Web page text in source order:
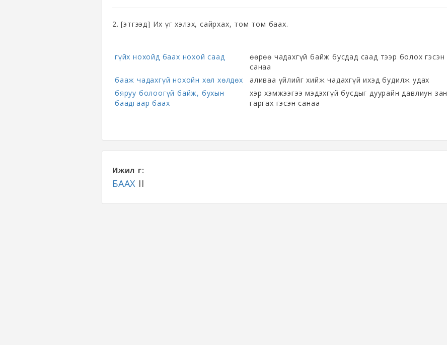
2. [этгээд] Их үг хэлэх, сайрхах, том том баах.
гүйх нохойд баах нохой саад
өөрөө чадахгүй байж бусдад саад тээр болох гэсэн
санаа
бааж чадахгүй нохойн хөл хөлдөх
аливаа үйлийг хийж чадахгүй ихэд будилж удах
бяруу болоогүй байж, бухын
баадгаар баах
хэр хэмжээгээ мэдэхгүй бусдыг дуурайн давлиун зан
гаргах гэсэн санаа
Ижил үг:
БААХ II